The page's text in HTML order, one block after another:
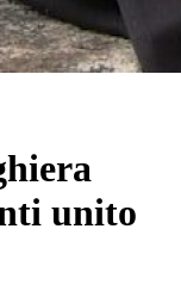
unito